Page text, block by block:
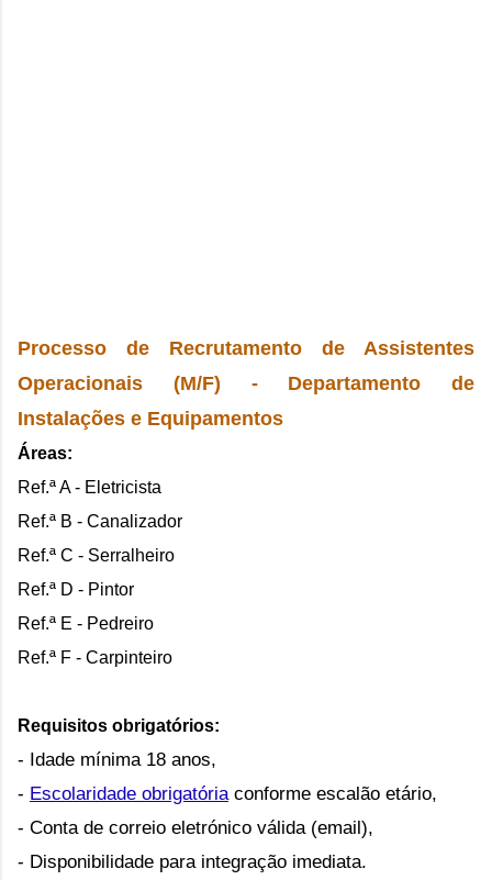
Processo de Recrutamento de Assistentes
Operacionais (M/F) - Departamento de
Instalações e Equipamentos
Áreas:
Ref.ª A - Eletricista
Ref.ª B - Canalizador
Ref.ª C - Serralheiro
Ref.ª D - Pintor
Ref.ª E - Pedreiro
Ref.ª F - Carpinteiro
Requisitos obrigatórios:
- Idade mínima 18 anos,
- Escolaridade obrigatória conforme escalão etário,
- Conta de correio eletrónico válida (email),
- Disponibilidade para integração imediata.